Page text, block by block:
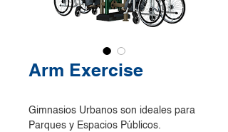
Arm Exercise
Gimnasios Urbanos son ideales para
Parques y Espacios Públicos.